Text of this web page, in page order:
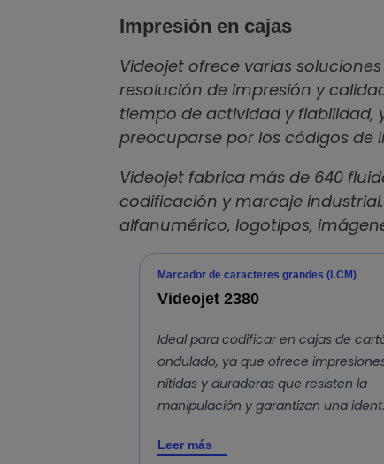
Impresión en cajas
Videojet ofrece varias
resolución de impresión y
tiempo de actividad y fiabilidad,
preocuparse por los códigos de
Videojet fabrica más de 640
codificación y marcaje
alfanumérico, logotipos,
Marcador de caracteres grandes (LCM)
Videojet 2380
Ideal para codificar en cajas de
ondulado, ya que ofrece
nítidas y duraderas que resisten la
manipulación y garantizan una
Leer más